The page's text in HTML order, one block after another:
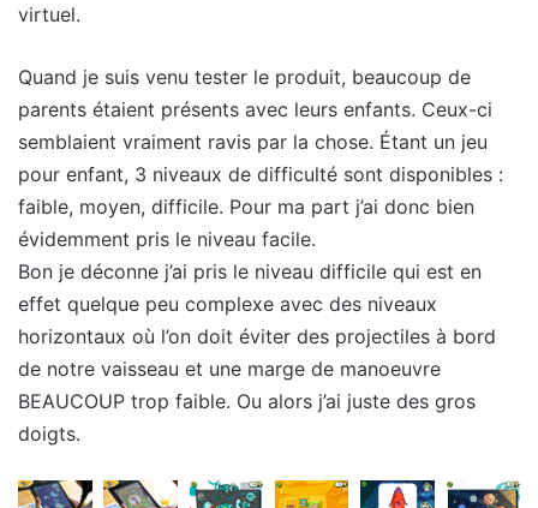
virtuel.
Quand je suis venu tester le produit, beaucoup de
parents étaient présents avec leurs enfants. Ceux-ci
semblaient vraiment ravis par la chose. Étant un jeu
pour enfant, 3 niveaux de difficulté sont disponibles :
faible, moyen, difficile. Pour ma part j’ai donc bien
évidemment pris le niveau facile.
Bon je déconne j’ai pris le niveau difficile qui est en
effet quelque peu complexe avec des niveaux
horizontaux où l’on doit éviter des projectiles à bord
de notre vaisseau et une marge de manoeuvre
BEAUCOUP trop faible. Ou alors j’ai juste des gros
doigts.